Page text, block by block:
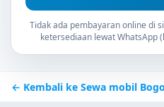
Tidak ada pembayaran online di
ketersediaan lewat WhatsApp
← Kembali ke Sewa mobil